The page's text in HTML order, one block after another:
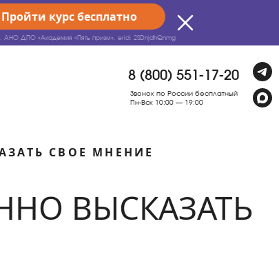
Пройти курс бесплатно
АНО ДПО «Академия «Пять призм». erid: 2SDnjdhQnmg
8 (800) 551-17-20
Звонок по России бесплатный
Пн-Вск 10:00 — 19:00
СВОЕ МНЕНИЕ
ВЫСКАЗАТЬ